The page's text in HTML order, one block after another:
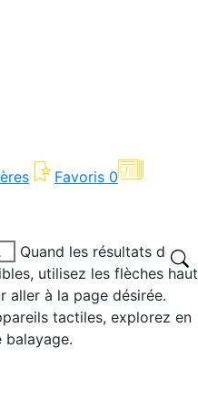
Favoris 0
Quand les résultats de
utilisez les flèches haut
aller à la page désirée.
tactiles, explorez en